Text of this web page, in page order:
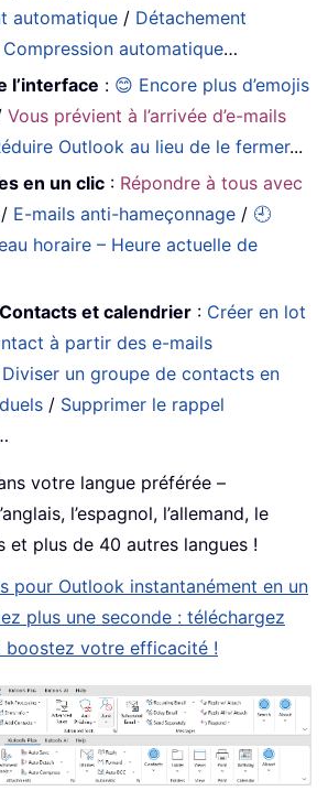
automatique / Détachement
Compression automatique…
l’interface : 😊 Encore plus d’emojis
Vous prévient à l’arrivée d’e-mails
Outlook au lieu de le fermer...
en un clic : Répondre à tous avec
/ E-mails anti-hameçonnage / 🕘
horaire – Heure actuelle de
Contacts et calendrier : Créer en lot
à partir des e-mails
Diviser un groupe de contacts en
/ Supprimer le rappel
votre langue préférée –
l’espagnol, l’allemand, le
et plus de 40 autres langues !
pour Outlook instantanément en un
plus une seconde : téléchargez
boostez votre efficacité !